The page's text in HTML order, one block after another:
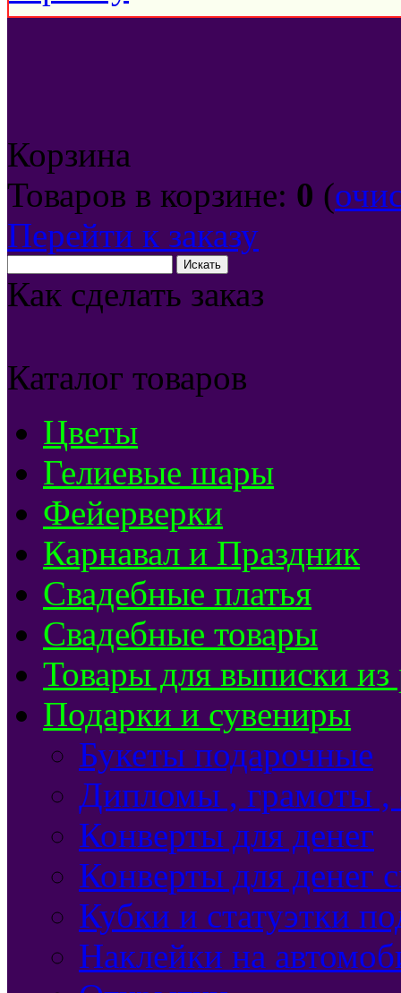
Корзина
Товаров в корзине: 0 (
Перейти к заказу
Как сделать заказ
Каталог товаров
Цветы
Гелиевые шары
Фейерверки
Карнавал и Праздник
Свадебные платья
Свадебные товары
Товары для выписки из
Подарки и сувениры
Букеты подарочные
Дипломы , грамоты ,
Конверты для денег
Конверты для денег
Кубки и статуэтки
Наклейки на